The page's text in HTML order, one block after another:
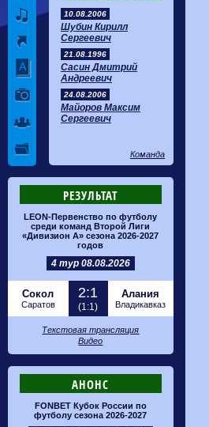
10.08.2006
Шубин Кирилл
Сергеевич
21.08.1996
Сасин Дмитрий
Андреевич
24.08.2006
Майоров Максим
Сергеевич
Команда
РЕЗУЛЬТАТ
LEON-Первенство по футболу
среди команд Второй Лиги
«Дивизион А» сезона 2026-2027
годов
4 тур 08.08.2026
Сокол
Саратов
2:1
(1:1)
Алания
Владикавказ
Текстовая трансляция
Видео
АНОНС
FONBET Кубок России по
футболу сезона 2026-2027